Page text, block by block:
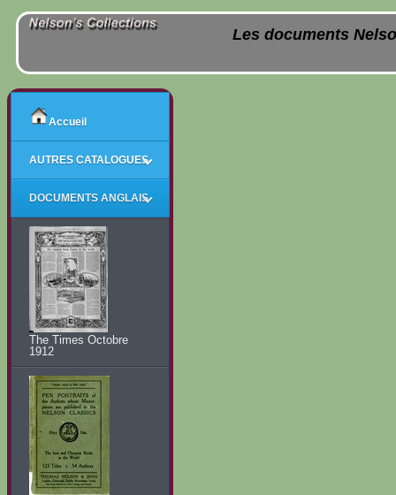
Les documents
Accueil
AUTRES CATALOGUES
DOCUMENTS ANGLAIS
The Times Octobre
1912